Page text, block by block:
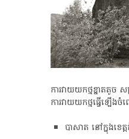
ការវាយយកថ្មខ្នាត​តូច
ការវាយយកថ្មធ្វើឡើងចំ
បាសាត នៅ​ក្នុង​ខេត្